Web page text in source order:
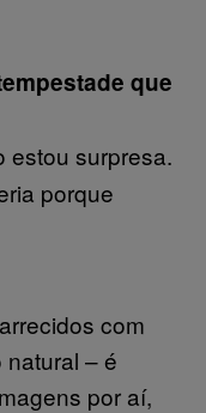
que
estou surpresa.
porque
com
– é
por aí,